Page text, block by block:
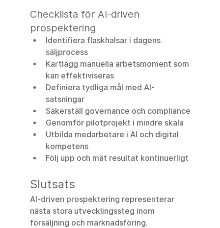
Checklista för AI-driven
prospektering
Identifiera flaskhalsar i dagens
säljprocess
Kartlägg manuella arbetsmoment som
kan effektiviseras
Definiera tydliga mål med AI-
satsningar
Säkerställ governance och compliance
Genomför pilotprojekt i mindre skala
Utbilda medarbetare i AI och digital
kompetens
Följ upp och mät resultat kontinuerligt
Slutsats
AI-driven prospektering representerar
nästa stora utvecklingssteg inom
försäljning och marknadsföring.